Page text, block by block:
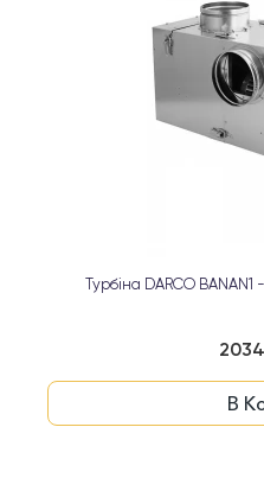
Турбіна DARCO
В